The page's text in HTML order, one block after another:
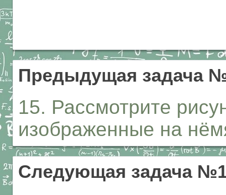
Предыдущая задача
15. Рассмотрите
изображенные на
Следующая задача